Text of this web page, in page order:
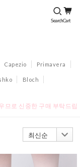
Capezio Primavera
Bloch
므로 신중한 구매 부탁드립